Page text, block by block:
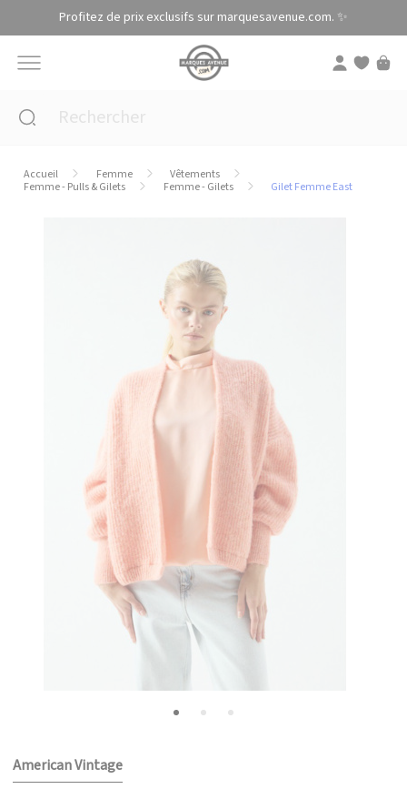
Profitez de prix exclusifs sur marquesavenue.com. ✨
Accueil Femme
Vêtements
Femme - Pulls & Gilets
Femme - Gilets Gilet Femme East
American Vintage
Panneau de gestion des cookies